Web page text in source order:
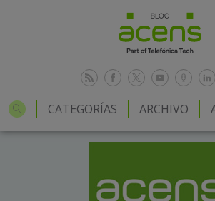
CATEGORÍAS ARCHIVO